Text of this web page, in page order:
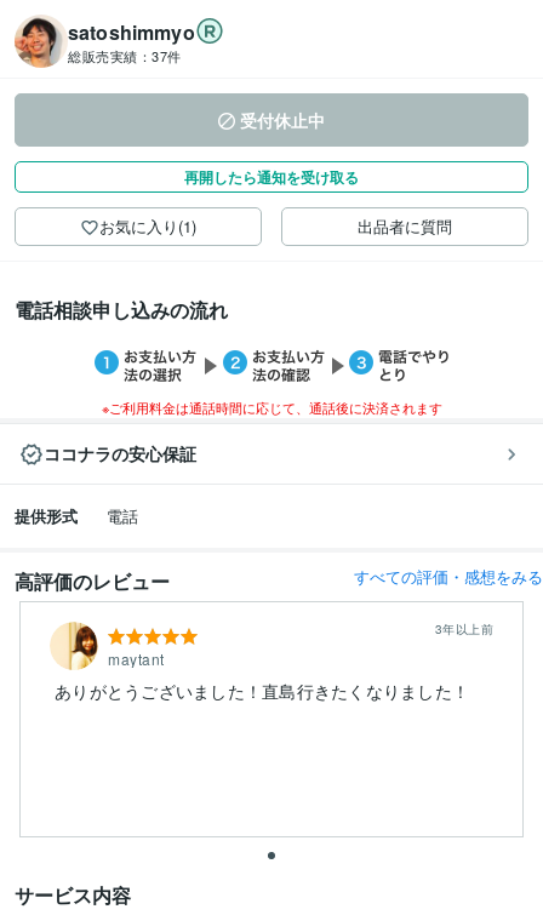
satoshimmyo
総販売実績： 37件
受付休止中
再開したら通知を受け取る
お気に入り(1) 出品者に質問
電話相談申し込みの流れ
※ご利用料金は通話時間に応じて、通話後に決済されます
ココナラの安心保証
提供形式 電話
高評価のレビュー すべての評価・感想をみる
maytant
3年以上前
サービス内容